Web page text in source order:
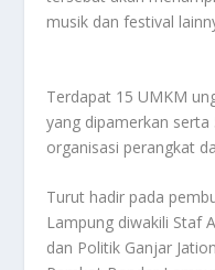
musik dan festival
Terdapat 15 UMKM
yang dipamerkan
organisasi perangkat
Turut hadir pada
Lampung diwakili Staf
dan Politik Ganjar